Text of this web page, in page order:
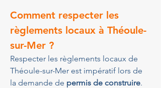
Comment respecter les
règlements locaux à Théoule-
sur-Mer ?
Respecter les règlements locaux de
Théoule-sur-Mer est impératif lors de
la demande de permis de construire.